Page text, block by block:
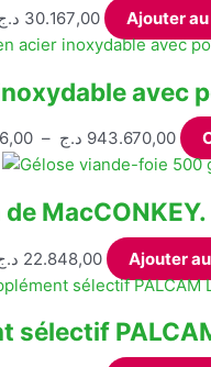
30.167,00 Ajouter
avec
– 943.670,00 د.ج
de
د.ج
à
22.848,00 Ajouter
sélectif